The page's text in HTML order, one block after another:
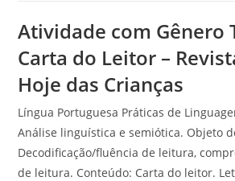
Pessoal
–
Texto
e
Atividades
Atividade com Gênero
Carta do Leitor –
Hoje das Crianças
Língua Portuguesa Práticas de
Análise linguística e semiótica. Objeto
Decodificação/fluência de leitura,
de leitura. Conteúdo: Carta do leitor.